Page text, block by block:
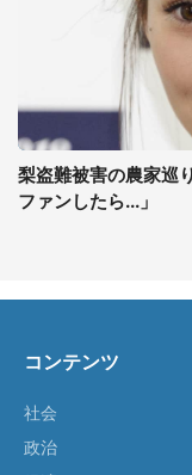
梨盗難被害の農家巡
ファンしたら...」
コンテンツ
社会
政治